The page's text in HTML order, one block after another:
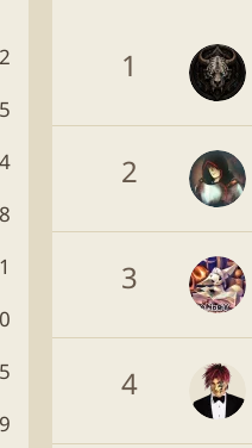
1
2
3
4